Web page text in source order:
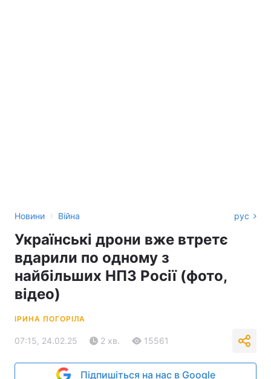
Новини › Війна рус
Українські дрони вже втретє
вдарили по одному з
найбільших НПЗ Росії (фото,
відео)
ІРИНА ПОГОРІЛА
07:15, 24.02.25 2 хв. 15561
Підпишіться на нас в Google